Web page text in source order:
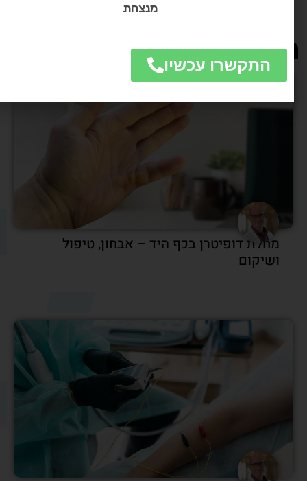
נוספים:
מחלת דופיטרן בכף היד – אבחון, טיפול
ושיקום
מנצחת
התקשרו עכשיו